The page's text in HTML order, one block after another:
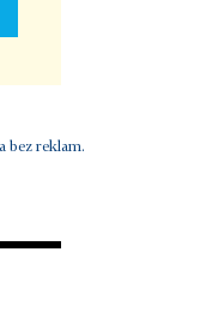
bez reklam.